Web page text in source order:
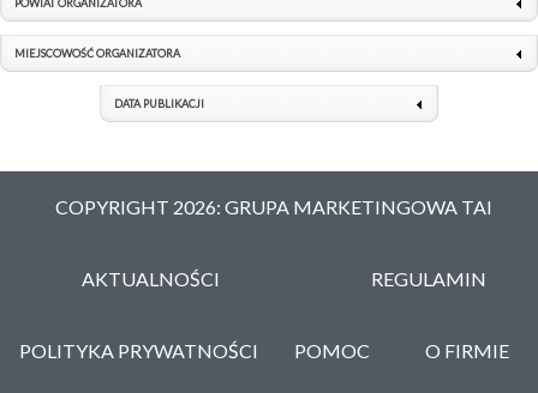
POWIAT ORGANIZATORA
MIEJSCOWOŚĆ ORGANIZATORA
DATA PUBLIKACJI
COPYRIGHT 2026: GRUPA MARKETINGOWA TAI
AKTUALNOŚCI REGULAMIN
POLITYKA PRYWATNOŚCI POMOC O FIRMIE